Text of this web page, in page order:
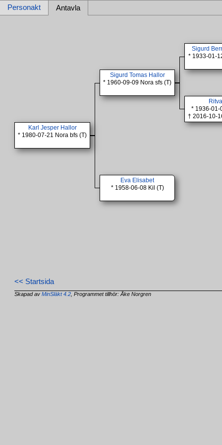
Personakt Antavla
Karl Jesper Hallor
* 1980-07-21 Nora bfs (T)
Sigurd Tomas Hallor
* 1960-09-09 Nora sfs (T)
Sigurd
* 1933-01-
* 1936-01-
† 2016-10-
Eva Elisabet
* 1958-06-08 Kil (T)
<< Startsida
Skapad avMinSläkt 4.2 , Programmet tillhör: Åke Norgren